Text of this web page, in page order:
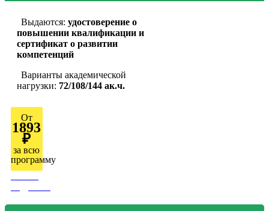
Выдаются: удостоверение о
повышении квалификации и
сертификат о развитии
компетенций
Варианты академической
нагрузки: 72/108/144 ак.ч.
От
1893
₽
за всю
программу